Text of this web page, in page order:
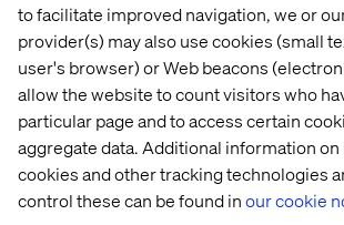
to facilitate improved navigation, we or
provider(s) may also use cookies (small
user's browser) or Web beacons
allow the website to count visitors who
particular page and to access certain
aggregate data. Additional information on
cookies and other tracking technologies
control these can be found inour cookie
Kristoffer Ewald frånGuavapratade
hur vi kan mäta effekten av olika
SEM, Socialt osv) mer strukturerat.
besökare ofta inte besöker vår
flera gånger, före ett köp. Om man först
sökmotor och sedan via sociala medier är
senaste referensen som syns vid
sökmotorn kanske var den ursprungliga